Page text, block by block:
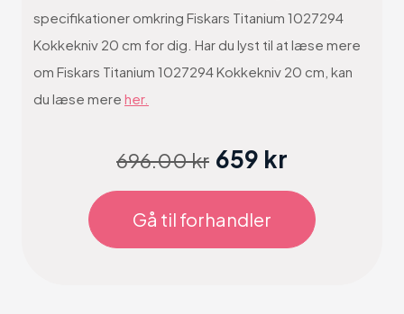
specifikationer omkring Fiskars Titanium 1027294
Kokkekniv 20 cm for dig. Har du lyst til at læse mere
om Fiskars Titanium 1027294 Kokkekniv 20 cm, kan
du læse mere her.
696.00 kr 659 kr
Gå til forhandler